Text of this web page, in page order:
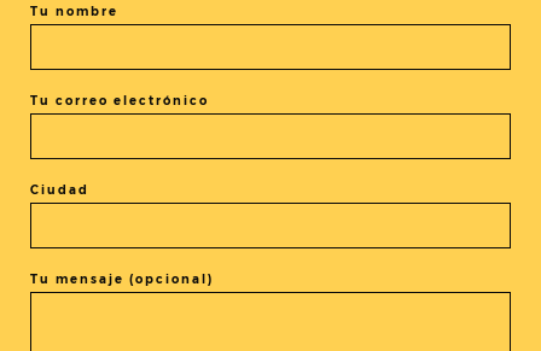
El evento está terminado.
Tu nombre
Tu correo electrónico
Ciudad
Tu mensaje (opcional)